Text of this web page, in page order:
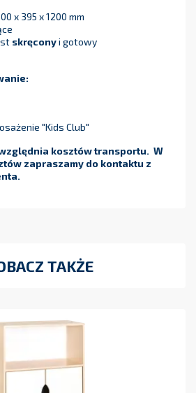
x 395 x 1200 mm
skręconyi gotowy
"Kids Club"
kosztów transportu. W
zapraszamy do kontaktu z
TAKŻE